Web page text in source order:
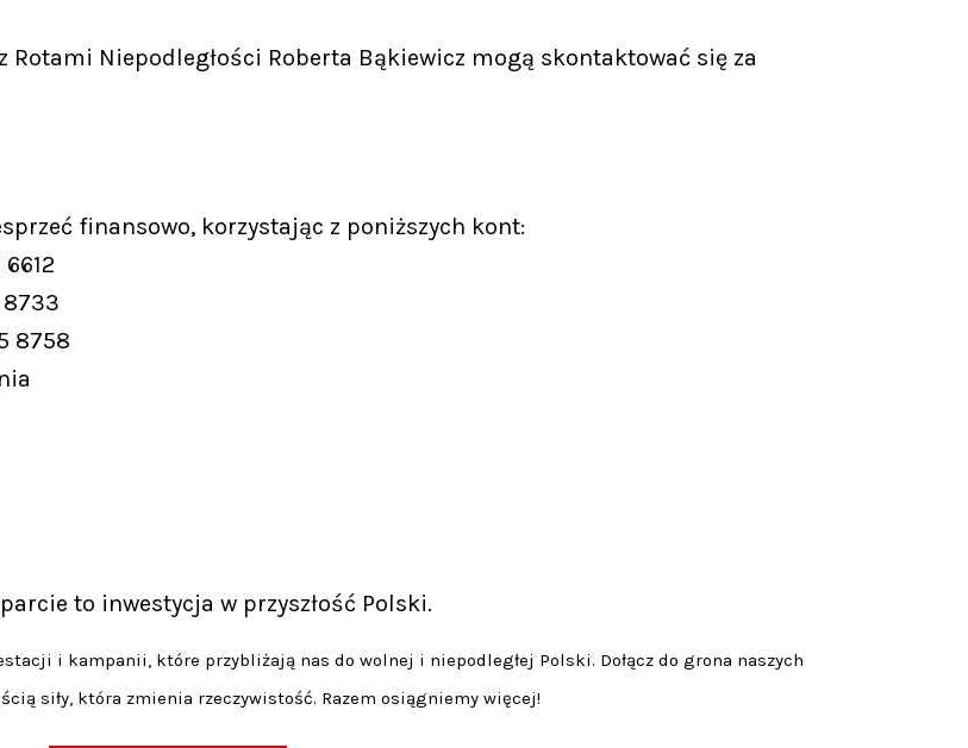
Rotami Niepodległości Roberta Bąkiewicz mogą skontaktować się za
finansowo, korzystając z poniższych kont:
8733
8758
to inwestycja w przyszłość Polski.
i kampanii, które przybliżają nas do wolnej i niepodległej Polski. Dołącz do grona naszych
siły, która zmienia rzeczywistość. Razem osiągniemy więcej!